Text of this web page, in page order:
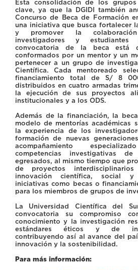
Esta consolidación de los
clave, ya que la DGIDI también
Concurso de Beca de Formación
una iniciativa que busca fortalecer
y promover la
investigadores y
convocatoria de la beca está
conformados por un mentor y un
pertenecer a un grupo de
Científica. Cada mentoreado
financiamiento total de S/ 8
distribuidos en cuatro armadas
la ejecución de sus proyectos
institucionales y a los ODS.
Además de la financiación, la
modelo de mentorías académicas
la experiencia de los
formación de nuevas
acompañamiento
competencias investigativas
egresados, al mismo tiempo que
de proyectos
innovación científica, social y
iniciativas como becas o
para los miembros de grupos de
La Universidad Científica del
convocatoria su compromiso
conocimiento y la investigación
estándares éticos y de
contribuyendo así al avance del
innovación y la sostenibilidad.
Para más información: